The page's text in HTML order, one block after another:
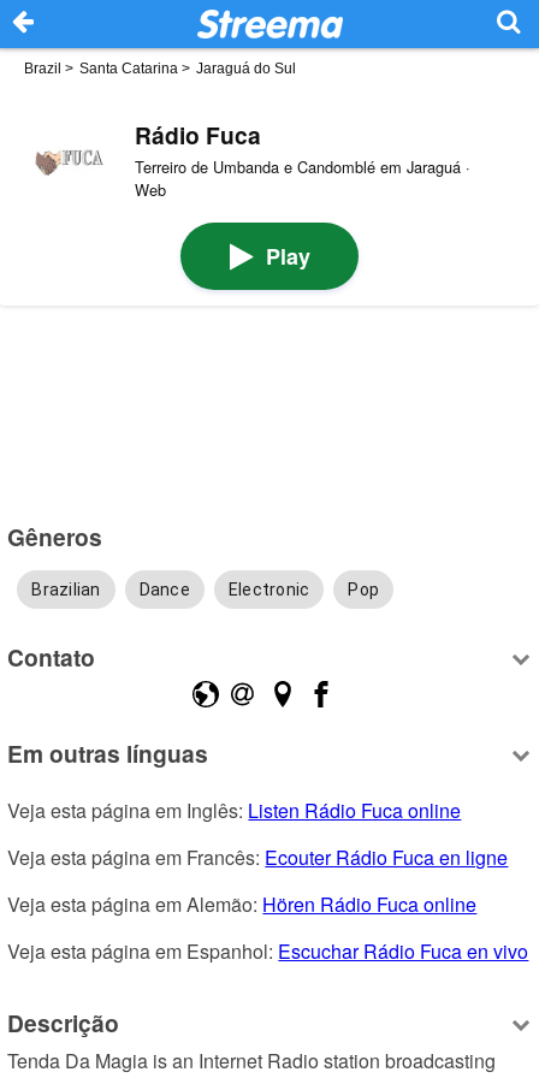
Brazil > Santa Catarina > Jaraguá do Sul
Rádio Fuca
Terreiro de Umbanda e Candomblé em Jaraguá ·
Web
Play
Gêneros
Brazilian Dance Electronic Pop
Contato
Em outras línguas
Veja esta página em Inglês: Listen Rádio Fuca online
Veja esta página em Francês: Ecouter Rádio Fuca en ligne
Veja esta página em Alemão: Hören Rádio Fuca online
Veja esta página em Espanhol: Escuchar Rádio Fuca en vivo
Descrição
Tenda Da Magia is an Internet Radio station broadcasting